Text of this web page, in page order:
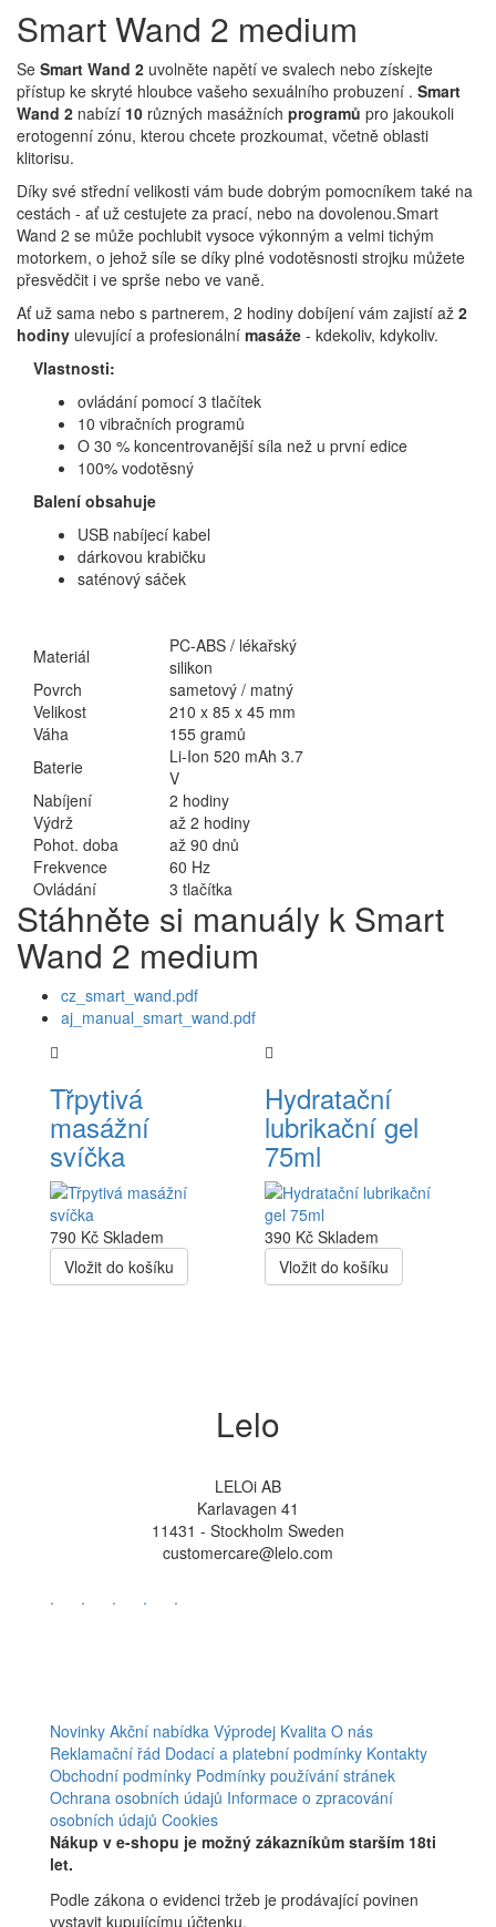
Smart Wand 2 medium
Se Smart Wand 2 uvolněte napětí ve svalech nebo získejte
přístup ke skryté hloubce vašeho sexuálního probuzení . Smart
Wand 2 nabízí 10 různých masážních programů pro jakoukoli
erotogenní zónu, kterou chcete prozkoumat, včetně oblasti
klitorisu.
Díky své střední velikosti vám bude dobrým pomocníkem také na
cestách - ať už cestujete za prací, nebo na dovolenou.Smart
Wand 2 se může pochlubit vysoce výkonným a velmi tichým
motorkem, o jehož síle se díky plné vodotěsnosti strojku můžete
přesvědčit i ve sprše nebo ve vaně.
Ať už sama nebo s partnerem, 2 hodiny dobíjení vám zajistí až 2
hodiny ulevující a profesionální masáže - kdekoliv, kdykoliv.
Vlastnosti:
ovládání pomocí 3 tlačítek
10 vibračních programů
O 30 % koncentrovanější síla než u první edice
100% vodotěsný
Balení obsahuje
USB nabíjecí kabel
dárkovou krabičku
saténový sáček
Materiál
PC-ABS / lékařský
silikon
Povrch
sametový / matný
Velikost
210 x 85 x 45 mm
Váha
155 gramů
Baterie
Li-Ion 520 mAh 3.7
V
Nabíjení
2 hodiny
Výdrž
až 2 hodiny
Pohot. doba
až 90 dnů
Frekvence
60 Hz
Ovládání
3 tlačítka
Stáhněte si manuály k Smart
Wand 2 medium
cz_smart_wand.pdf
aj_manual_smart_wand.pdf
Třpytivá
masážní
svíčka
790 Kč Skladem
Vložit do košíku
Hydratační
lubrikační gel
75ml
390 Kč Skladem
Vložit do košíku
Lelo
LELOi AB
Karlavagen 41
11431 - Stockholm Sweden
customercare@lelo.com
. . . . .
Novinky Akční nabídka Výprodej Kvalita O nás
Reklamační řád Dodací a platební podmínky Kontakty
Obchodní podmínky Podmínky používání stránek
Ochrana osobních údajů Informace o zpracování
osobních údajů Cookies
Nákup v e-shopu je možný zákazníkům starším 18ti
let.
Podle zákona o evidenci tržeb je prodávající povinen
vystavit kupujícímu účtenku.